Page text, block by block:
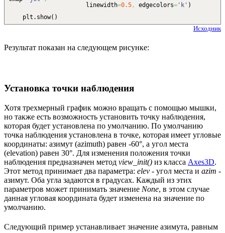
linewidth=0.5, edgecolors= 'k' )
plt. show( )
Исходник
Результат показан на следующем рисунке:
Установка точки наблюдения
Хотя трехмерный график можно вращать с помощью мышки,
но также есть возможность установить точку наблюдения,
которая будет установлена по умолчанию. По умолчанию
точка наблюдения установлена в точке, которая имеет угловые
координаты: азимут (azimuth) равен -60°, а угол места
(elevation) равен 30°. Для изменения положения точки
наблюдения предназначен метод view_init() из класса Axes3D.
Этот метод принимает два параметра: elev - угол места и azim -
азимут. Оба угла задаются в градусах. Каждый из этих
параметров может принимать значение None, в этом случае
данная угловая координата будет изменена на значение по
умолчанию.
Следующий пример устанавливает значение азимута, равным